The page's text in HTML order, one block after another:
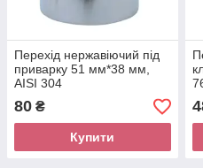
Перехід нержавіючий під
приварку 51 мм*38 мм,
AISI 304
80 ₴
Купити